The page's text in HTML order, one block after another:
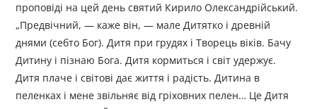
проповіді на цей день святий Кирило Олександрійський.
„Предвічний, — каже він, — мале Дитятко і древній
днями (себто Бог). Дитя при грудях і Творець віків. Бачу
Дитину і пізнаю Бога. Дитя кормиться і світ удержує.
Дитя плаче і світові дає життя і радість. Дитина в
пеленках і мене звільняє від гріховних пелен… Це Дитя